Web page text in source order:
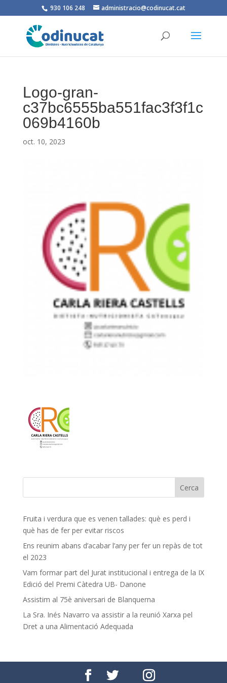
930 106 248 administracio@codinucat.cat
Logo-gran-
c37bc6555ba551fac3f3f1c
069b4160b
oct. 10, 2023
Fruita i verdura que es venen tallades: què es perd i
què has de fer per evitar riscos
Ens reunim abans d’acabar l’any per fer un repàs de tot
el 2023
Vam formar part del Jurat institucional i entrega de la IX
Edició del Premi Càtedra UB- Danone
Assistim al 75è aniversari de Blanquerna
La Sra. Inés Navarro va assistir a la reunió Xarxa pel
Dret a una Alimentació Adequada